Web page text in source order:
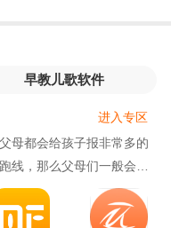
早教儿歌软件
母都会给孩子报非常多的
线，那么父母们一般会给
多是补习
进入专区